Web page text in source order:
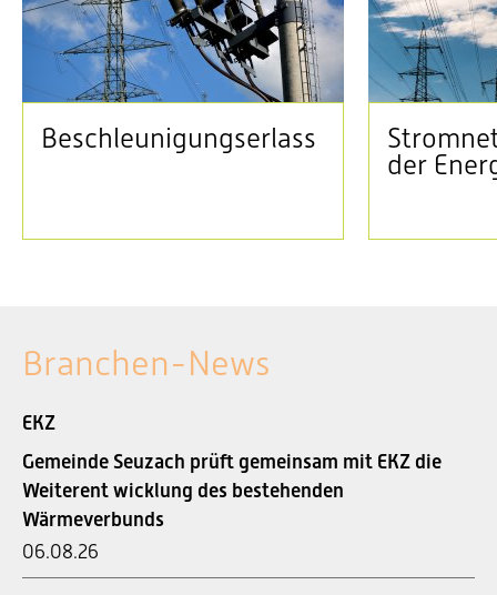
Beschleunigungserlass
der
Branchen-News
EKZ
Gemeinde Seuzach prüft gemeinsam mit EKZ die
Weiterent wicklung des bestehenden
Wärmeverbunds
06.08.26